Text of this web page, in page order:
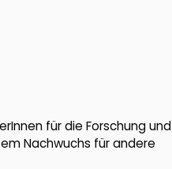
für die Forschung und
Nachwuchs für andere